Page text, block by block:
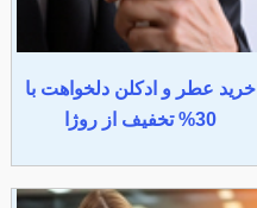
خرید عطر و ادکلن دلخواهت با
30% تخفیف از روژا